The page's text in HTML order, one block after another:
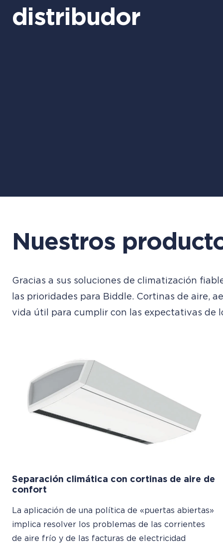
distribudor
Nuestros
Gracias a sus soluciones de climatización
las prioridades para Biddle. Cortinas de aire,
vida útil para cumplir con las expectativas de
Separación climática con cortinas de aire de
confort
La aplicación de una política de «puertas abiertas»
implica resolver los problemas de las corrientes
de aire frío y de las facturas de electricidad